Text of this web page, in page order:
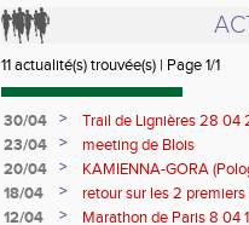
11 actualité(s) trouvée(s) | Page 1/1
30/04 >
Trail de Lignières 28 04
23/04
>
meeting de Blois
20/04
>
KAMIENNA-GORA
18/04
>
retour sur les 2
12/04
>
Marathon de Paris 8 04